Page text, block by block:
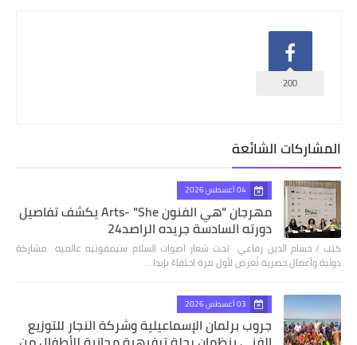
200
المشاركات الشائعة
04 أغسطس 2026
مهرجان "هي الفنون Arts- "She يكشف تفاصيل
دورته السادسة جريده الراصد24
كتب / حسام الدين رفاعي تحت شعار اصوات السلام سيمفونيه عالميه مشاركة
دولية وأعمال حصرية تُعرض لأول مرة احتفاءً بإبدا…
03 أغسطس 2026
جروب برلمان الإسماعيلية وشركة النجار للتوزيع